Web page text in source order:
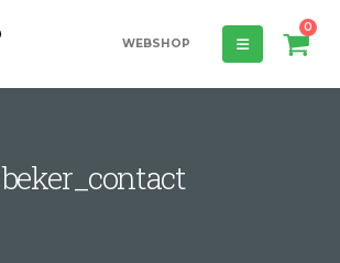
WEBSHOP
0
beker_contact